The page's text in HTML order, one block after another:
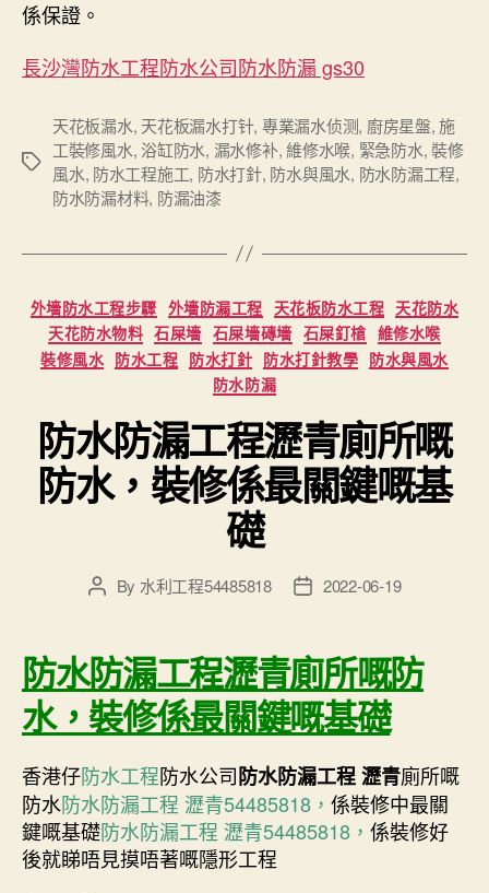
係保證。
長沙灣防水工程防水公司防水防漏 gs30
Tags
天花板漏水, 天花板漏水打针, 專業漏水侦测, 廚房星盤,施
工裝修風水, 浴缸防水, 漏水修补,維修水喉, 緊急防水,裝修
風水, 防水工程施工, 防水打針, 防水與風水, 防水防漏工程,
防水防漏材料, 防漏油漆
Categories
外墻防水工程步驟 外墻防漏工程 天花板防水工程 天花防水
天花防水物料 石屎墻 石屎墻磚墻 石屎釘槍 維修水喉
裝修風水 防水工程 防水打針 防水打針教學 防水與風水
防水防漏
防水防漏工程瀝青廁所嘅
防水，裝修係最關鍵嘅基
礎
PostBy 水利工程54485818
Post2022-06-19
防水防漏工程瀝青廁所嘅防
水，裝修係最關鍵嘅基礎
香港仔防水工程防水公司防水防漏工程 瀝青廁所嘅
防水防水防漏工程 瀝青54485818， 係裝修中最關
鍵嘅基礎防水防漏工程 瀝青54485818， 係裝修好
後就睇唔見摸唔著嘅隱形工程